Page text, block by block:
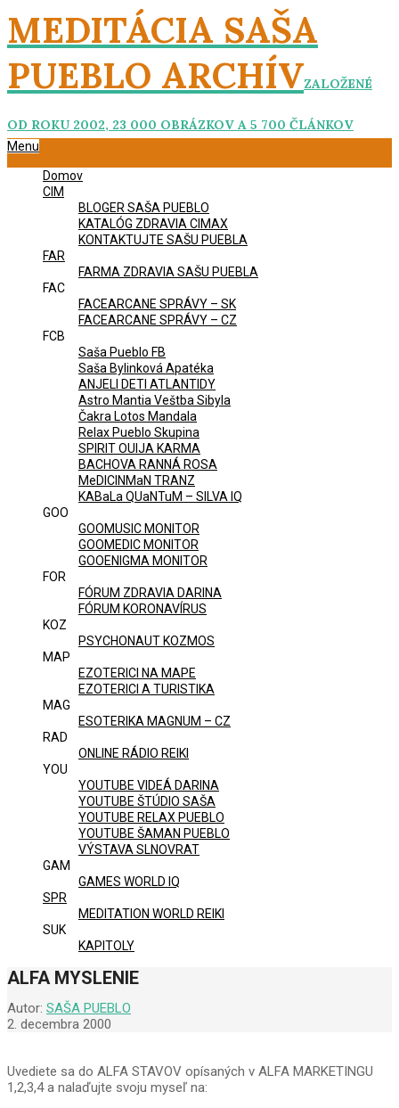
Skip
to
content
MEDITÁCIA SAŠA
PUEBLO ARCHÍVZALOŽENÉ
OD ROKU 2002, 23 000 OBRÁZKOV A 5 700 ČLÁNKOV
Primary
Menu
Domov
CIM
BLOGER SAŠA PUEBLO
KATALÓG ZDRAVIA CIMAX
KONTAKTUJTE SAŠU PUEBLA
FAR
FARMA ZDRAVIA SAŠU PUEBLA
FAC
FACEARCANE SPRÁVY – SK
FACEARCANE SPRÁVY – CZ
FCB
Saša Pueblo FB
Saša Bylinková Apatéka
ANJELI DETI ATLANTIDY
Astro Mantia Veštba Sibyla
Čakra Lotos Mandala
Relax Pueblo Skupina
SPIRIT OUIJA KARMA
BACHOVA RANNÁ ROSA
MeDICINMaN TRANZ
KABaLa QUaNTuM – SILVA IQ
GOO
GOOMUSIC MONITOR
GOOMEDIC MONITOR
GOOENIGMA MONITOR
FOR
FÓRUM ZDRAVIA DARINA
FÓRUM KORONAVÍRUS
KOZ
PSYCHONAUT KOZMOS
MAP
EZOTERICI NA MAPE
EZOTERICI A TURISTIKA
MAG
ESOTERIKA MAGNUM – CZ
RAD
ONLINE RÁDIO REIKI
YOU
YOUTUBE VIDEÁ DARINA
YOUTUBE ŠTÚDIO SAŠA
YOUTUBE RELAX PUEBLO
YOUTUBE ŠAMAN PUEBLO
VÝSTAVA SLNOVRAT
GAM
GAMES WORLD IQ
SPR
MEDITATION WORLD REIKI
SUK
KAPITOLY
ALFA MYSLENIE
Autor: SAŠA PUEBLO
2. decembra 2000
Uvediete sa do ALFA STAVOV opísaných v ALFA MARKETINGU
1,2,3,4 a nalaďujte svoju myseľ na: